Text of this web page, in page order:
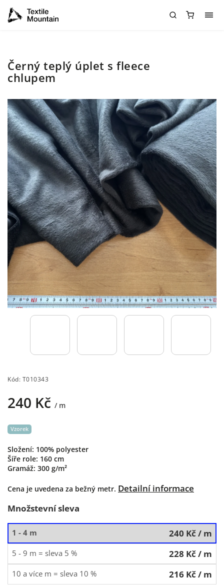
Černý teplý úplet s fleece
chlupem
Kód: T010343
240 Kč / m
Složení: 100% polyester
Šíře role: 160 cm
Gramáž: 300 g/m²
Cena je uvedena za bežný metr. Detailní informace
Vzorek
Množstevní sleva
1 - 4 m 240 Kč/ m
5 - 9 m = sleva 5 % 228 Kč/ m
10 a více m = sleva 10 % 216 Kč/ m